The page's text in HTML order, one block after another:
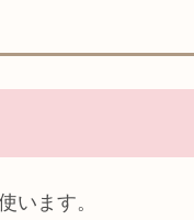
います。